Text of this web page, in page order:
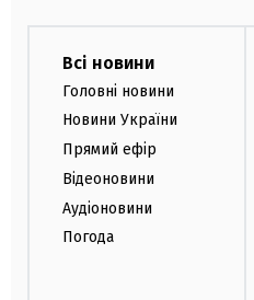
Всі новини
Головні новини
Новини України
Прямий ефір
Відеоновини
Аудіоновини
Погода